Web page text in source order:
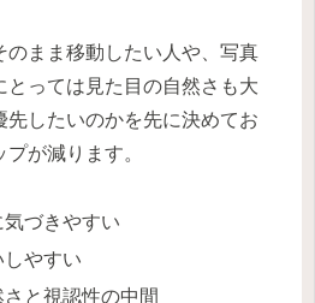
のまま移動したい人や、写真
とっては見た目の自然さも大
先したいのかを先に決めてお
が減ります。
づきやすい
しやすい
と視認性の中間